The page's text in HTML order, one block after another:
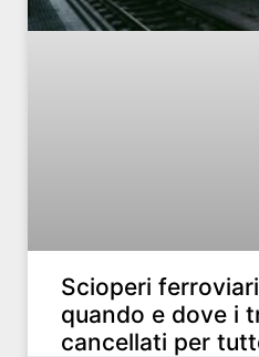
Scioperi
quando e dove i
cancellati per